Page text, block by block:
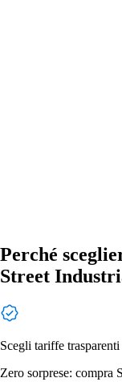
Perché
Street
Scegli tariffe trasparenti
Zero sorprese: compra